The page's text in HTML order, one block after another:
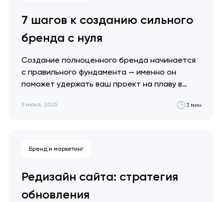
практики я видел десятки стартапов,
которые привлекали…
7 шагов к созданию сильного
бренда с нуля
Создание полноценного бренда начинается
с правильного фундамента — именно он
поможет удержать ваш проект на плаву в
необходимую информацию, чтобы вы смогли
5 июня, 2025 3 мин
Бренд и маркетинг
Редизайн сайта: стратегия
обновления